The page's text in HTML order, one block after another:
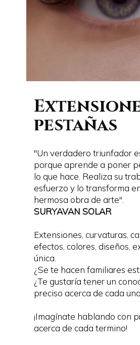
pestañas
"Un verdadero triunfador
porque aprende a poner
lo que hace. Realiza su
esfuerzo y lo transforma
hermosa obra de arte".
SURYAVAN SOLAR
Extensiones, curvaturas,
efectos, colores, diseños,
única.
¿Se te hacen familiares
¿Te gustaría tener un
preciso acerca de cada
¡Imagínate hablando con
acerca de cada termino!